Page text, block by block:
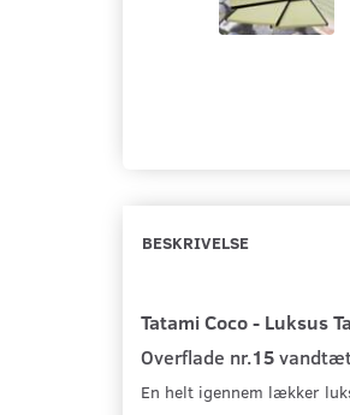
BESKRIVELSE
Tatami Coco - Luksus
Overflade nr.15
En helt igennem lækker